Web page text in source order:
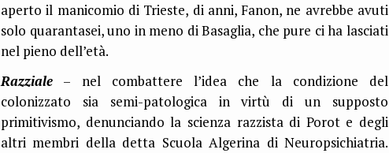
aperto il manicomio di Trieste, di anni, Fanon, ne avrebbe avuti
solo quarantasei, uno in meno di Basaglia, che pure ci ha lasciati
nel pieno dell’età.
Razziale – nel combattere l’idea che la condizione del
colonizzato sia semi-patologica in virtù di un supposto
primitivismo, denunciando la scienza razzista di Porot e degli
altri membri della detta Scuola Algerina di Neuropsichiatria.